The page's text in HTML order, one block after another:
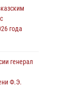
троих
года
генерал
Ф.Э.